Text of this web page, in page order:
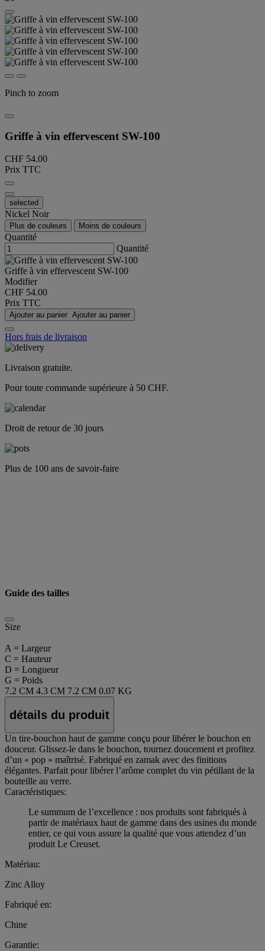
Pinch to zoom
Griffe à vin effervescent SW-100
CHF 54.00
Prix TTC
selected
Nickel Noir
Plus de couleurs Moins de couleurs
Quantité
Quantité
Griffe à vin effervescent SW-100
Modifier
CHF 54.00
Prix TTC
Ajouter au panier Ajouter au panier
Hors frais de livraison
Livraison gratuite.
Pour toute commande supérieure à 50 CHF.
Droit de retour de 30 jours
Plus de 100 ans de savoir-faire
Guide des tailles
Size
A = Largeur
C = Hauteur
D = Longueur
G = Poids
7.2 CM 4.3 CM 7.2 CM 0.07 KG
détails du produit
Un tire-bouchon haut de gamme conçu pour libérer le bouchon en
douceur. Glissez-le dans le bouchon, tournez doucement et profitez
d’un « pop » maîtrisé. Fabriqué en zamak avec des finitions
élégantes. Parfait pour libérer l’arôme complet du vin pétillant de la
bouteille au verre.
Caractéristiques:
Le summum de l’excellence : nos produits sont fabriqués à
partir de matériaux haut de gamme dans des usines du monde
entier, ce qui vous assure la qualité que vous attendez d’un
produit Le Creuset.
Matériau:
Zinc Alloy
Fabriqué en:
Chine
Garantie: